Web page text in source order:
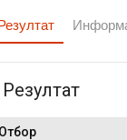
Резултат
Отбор